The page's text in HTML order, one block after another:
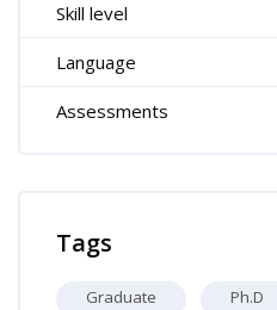
Skill level
Language
Assessments
Tags
Graduate Ph.D